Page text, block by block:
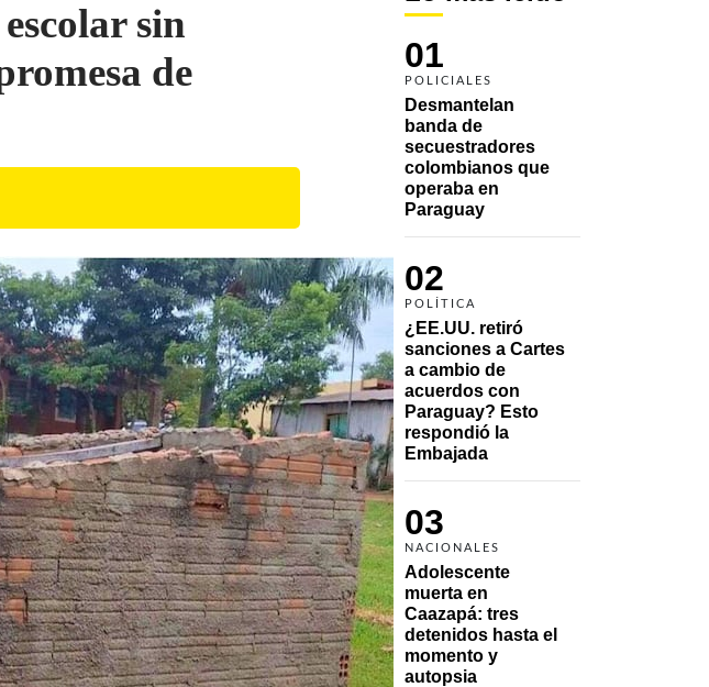
01
POLICIALES
Desmantelan
banda de
secuestradores
colombianos que
operaba en
Paraguay
02
POLÍTICA
¿EE.UU. retiró
sanciones a Cartes
a cambio de
acuerdos con
Paraguay? Esto
respondió la
Embajada
03
NACIONALES
Adolescente
muerta en
Caazapá: tres
detenidos hasta el
momento y
autopsia
sin
de